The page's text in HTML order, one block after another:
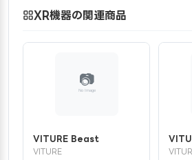
XR機器の関連商品
VITURE Beast
VITURE